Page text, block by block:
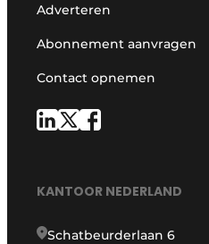
Adverteren
Abonnement aanvragen
Contact opnemen
KANTOOR NEDERLAND
Schatbeurderlaan 6